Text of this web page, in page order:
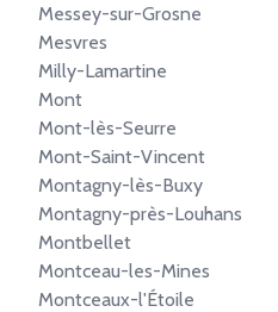
Messey-sur-Grosne
Mesvres
Milly-Lamartine
Mont
Mont-lès-Seurre
Mont-Saint-Vincent
Montagny-lès-Buxy
Montagny-près-Louhans
Montbellet
Montceau-les-Mines
Montceaux-l'Étoile